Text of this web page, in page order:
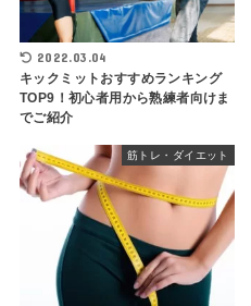
2022.03.04
キックミットおすすめランキング
TOP9！初心者用から熟練者向けま
でご紹介
筋トレ・ダイエット